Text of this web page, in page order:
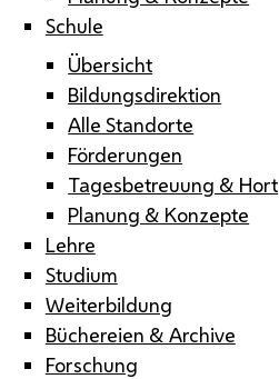
Schule
Übersicht
Bildungsdirektion
Alle Standorte
Förderungen
Tagesbetreuung & Hort
Planung & Konzepte
Lehre
Studium
Weiterbildung
Büchereien & Archive
Forschung